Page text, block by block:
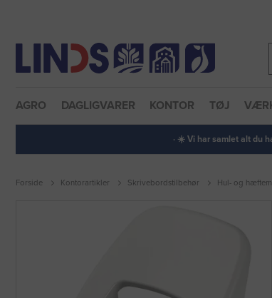
AGRO DAGLIGVARER KONTOR TØJ
· ☀️ Vi har samlet alt du
Forside Kontorartikler Skrivebordstilbehør Hul- og